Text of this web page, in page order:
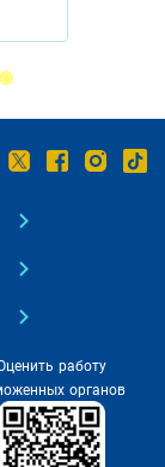
работу
органов